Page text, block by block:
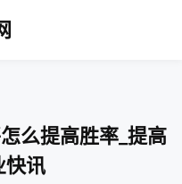
么提高胜率_提高
快讯